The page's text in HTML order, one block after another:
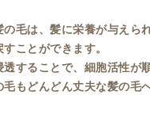
毛は、髪に栄養が与えら
ことができます。
することで、細胞活性が
毛もどんどん丈夫な髪の毛